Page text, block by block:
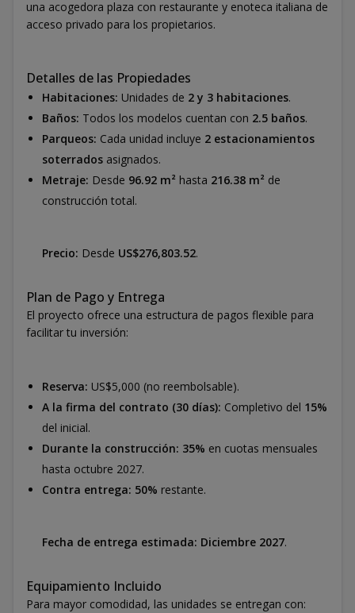
una acogedora plaza con restaurante y enoteca italiana de
acceso privado para los propietarios.
Detalles de las Propiedades
Habitaciones: Unidades de 2 y 3 habitaciones.
Baños: Todos los modelos cuentan con 2.5 baños.
Parqueos: Cada unidad incluye 2 estacionamientos
soterrados asignados.
Metraje: Desde 96.92 m² hasta 216.38 m² de
construcción total.
Precio: Desde US$276,803.52.
Plan de Pago y Entrega
El proyecto ofrece una estructura de pagos flexible para
facilitar tu inversión:
Reserva: US$5,000 (no reembolsable).
A la firma del contrato (30 días): Completivo del 15%
del inicial.
Durante la construcción: 35% en cuotas mensuales
hasta octubre 2027.
Contra entrega: 50% restante.
Fecha de entrega estimada: Diciembre 2027.
Equipamiento Incluido
Para mayor comodidad, las unidades se entregan con: